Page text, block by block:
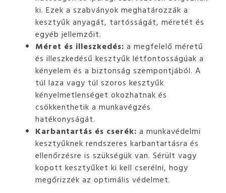
ki. Ezek a szabványok meghatározzák a
kesztyűk anyagát, tartósságát, méretét és
egyéb jellemzőit.
Méret és illeszkedés: a megfelelő méretű
és illeszkedésű kesztyűk létfontosságúak a
kényelem és a biztonság szempontjából. A
túl laza vagy túl szoros kesztyűk
kényelmetlenséget okozhatnak és
csökkenthetik a munkavégzés
hatékonyságát.
Karbantartás és cserék: a munkavédelmi
kesztyűknek rendszeres karbantartásra és
ellenőrzésre is szükségük van. Sérült vagy
kopott kesztyűket ki kell cserélni, hogy
megőrizzék az optimális védelmet.